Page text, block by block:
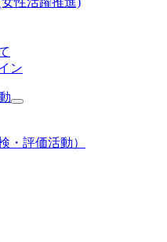
ン
・評価活動）